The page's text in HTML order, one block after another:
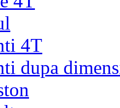
4T
dupa